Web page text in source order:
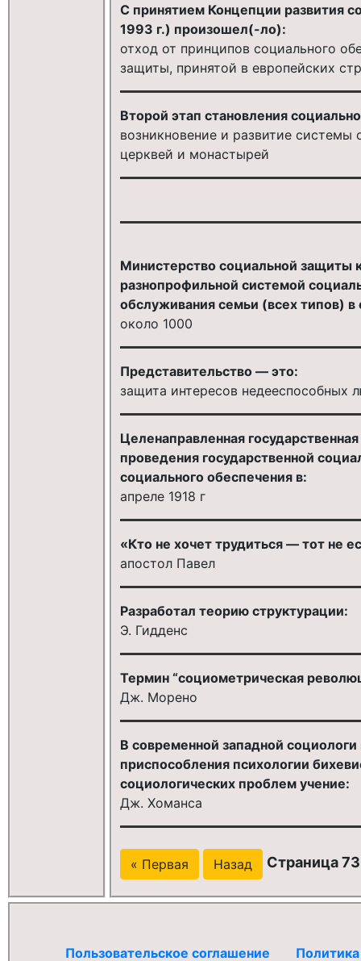
С принятием Концепции развития
1993 г.) произошел(-ло):
отход от принципов социального
защиты, принятой в европейских
Второй этап становления
возникновение и развитие системы
церквей и монастырей
Министерство социальной защиты
разнопрофильной системой
обслуживания семьи (всех типов)
около 1000
Представительство — это:
защита интересов недееспособных
Целенаправленная
проведения государственной
социального обеспечения в:
апреле 1918 г
«Кто не хочет трудиться — тот не
апостол Павел
Разработал теорию структурации:
Э. Гидденс
Термин “социометрическая
Дж. Морено
В современной западной социологи
приспособления психологии
социологических проблем учение:
Дж. Хоманса
« Первая Назад Страница
Пользовательское соглашение